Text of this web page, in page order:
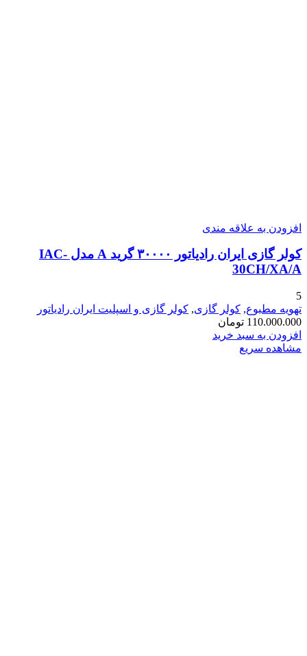
افزودن به علاقه مندی
کولر گازی ایران رادیاتور ۳۰۰۰۰ گرید A مدل IAC-
30CH/XA/A
5
تهویه مطبوع, کولر گازی, کولر گازی و اسپلیت ایران رادیاتور
110.000.000 تومان
افزودن به سبد خرید
مشاهده سریع